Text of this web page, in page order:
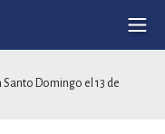
Domingo el 13 de